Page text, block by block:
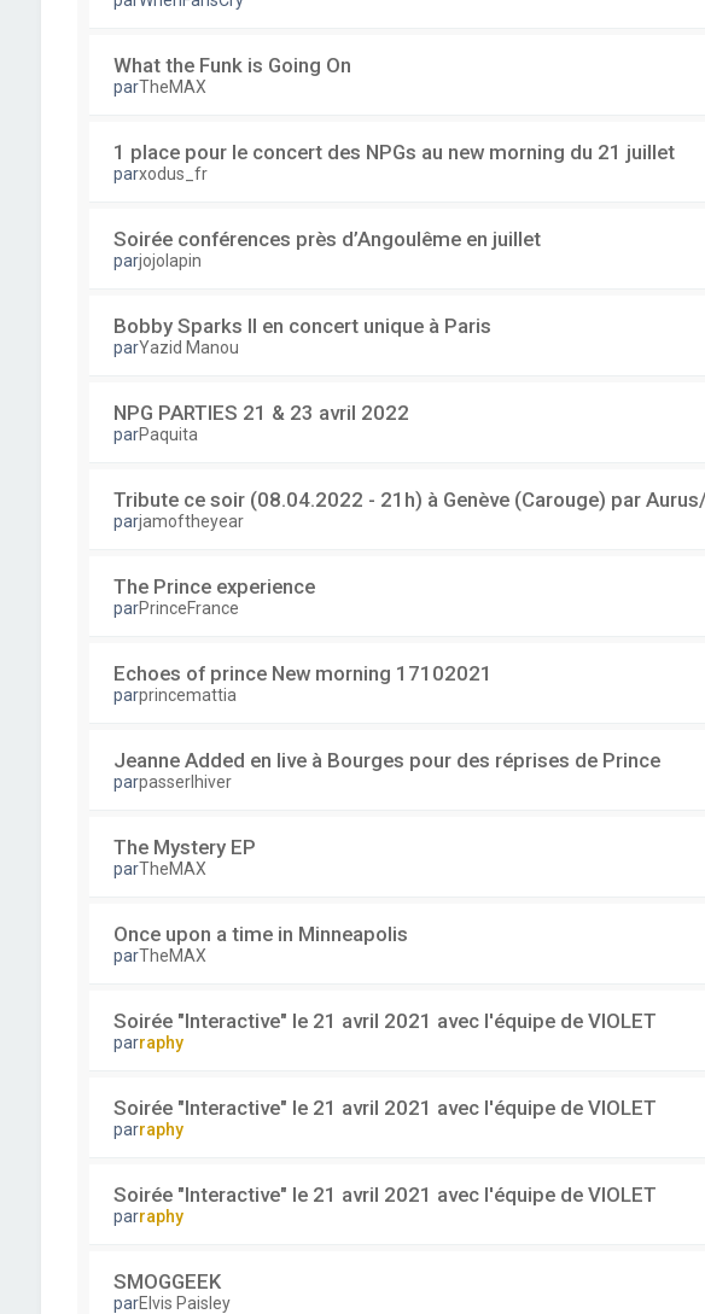
What the Funk is Going On
parTheMAX
1 place pour le concert des NPGs au new morning du 21 juillet
parxodus_fr
Soirée conférences près d’Angoulême en juillet
parjojolapin
Bobby Sparks II en concert unique à Paris
parYazid Manou
NPG PARTIES 21 & 23 avril 2022
parPaquita
Tribute ce soir (08.04.2022 - 21h) à Genève (Carouge) par
parjamoftheyear
The Prince experience
parPrinceFrance
Echoes of prince New morning 17102021
parprincemattia
Jeanne Added en live à Bourges pour des réprises de Prince
parpasserlhiver
The Mystery EP
parTheMAX
Once upon a time in Minneapolis
parTheMAX
Soirée "Interactive" le 21 avril 2021 avec l'équipe de VIOLET
parraphy
Soirée "Interactive" le 21 avril 2021 avec l'équipe de VIOLET
parraphy
Soirée "Interactive" le 21 avril 2021 avec l'équipe de VIOLET
parraphy
SMOGGEEK
parElvis Paisley